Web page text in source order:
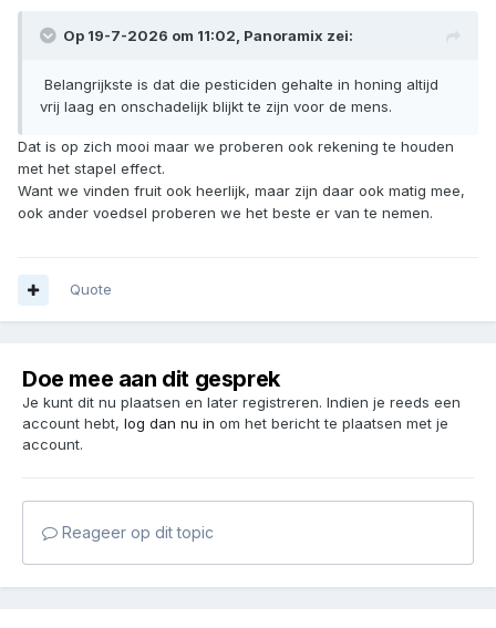
Op 19-7-2026 om 11:02, Panoramix zei:
Belangrijkste is dat die pesticiden gehalte in honing altijd
vrij laag en onschadelijk blijkt te zijn voor de mens.
Dat is op zich mooi maar we proberen ook rekening te houden
met het stapel effect.
Want we vinden fruit ook heerlijk, maar zijn daar ook matig mee,
ook ander voedsel proberen we het beste er van te nemen.
Quote
Doe mee aan dit gesprek
Je kunt dit nu plaatsen en later registreren. Indien je reeds een
account hebt, log dan nu in om het bericht te plaatsen met je
account.
Reageer op dit topic